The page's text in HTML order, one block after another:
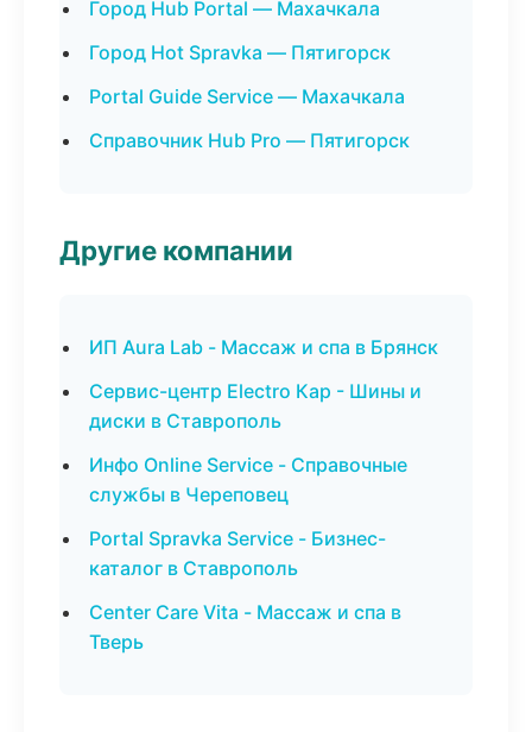
Город Hub Portal — Махачкала
Город Hot Spravka — Пятигорск
Portal Guide Service — Махачкала
Справочник Hub Pro — Пятигорск
Другие компании
ИП Aura Lab - Массаж и спа в Брянск
Сервис-центр Electro Кар - Шины и
диски в Ставрополь
Инфо Online Service - Справочные
службы в Череповец
Portal Spravka Service - Бизнес-
каталог в Ставрополь
Center Care Vita - Массаж и спа в
Тверь